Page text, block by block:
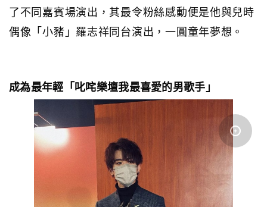
了不同嘉賓場演出，其最令粉絲感動便是他與兒時
偶像「小豬」羅志祥同台演出，一圓童年夢想。
成為最年輕「叱咤樂壇我最喜愛的男歌手」